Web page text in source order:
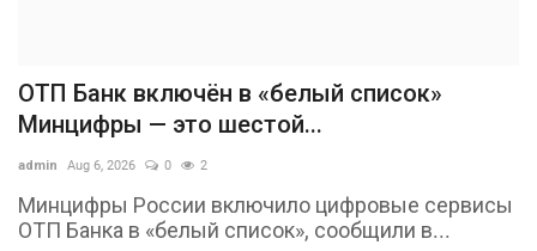
ОТП Банк включён в «белый список»
Минцифры — это шестой...
admin Aug 6, 2026 0 2
Минцифры России включило цифровые сервисы
ОТП Банка в «белый список», сообщили в...